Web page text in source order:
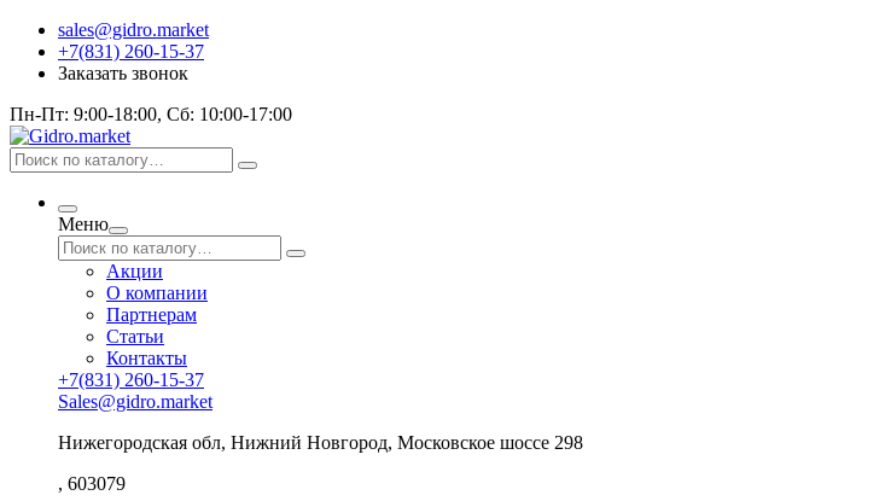
sales@gidro.market
+7(831) 260-15-37
Заказать звонок
Пн-Пт: 9:00-18:00, Сб: 10:00-17:00
Меню
Акции
О компании
Партнерам
Статьи
Контакты
+7(831) 260-15-37
Sales@gidro.market
Нижегородская обл, Нижний Новгород, Московское шоссе 298
, 603079